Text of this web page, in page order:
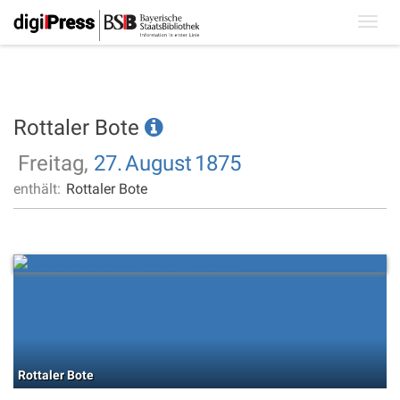
Rottaler Bote
Freitag, 27.August 1875
enthält: Rottaler Bote
Rottaler Bote